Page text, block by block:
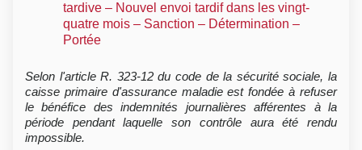
tardive – Nouvel envoi tardif dans les vingt-
quatre mois – Sanction – Détermination –
Portée
Selon l'article R. 323-12 du code de la sécurité sociale, la
caisse primaire d'assurance maladie est fondée à refuser
le bénéfice des indemnités journalières afférentes à la
période pendant laquelle son contrôle aura été rendu
impossible.